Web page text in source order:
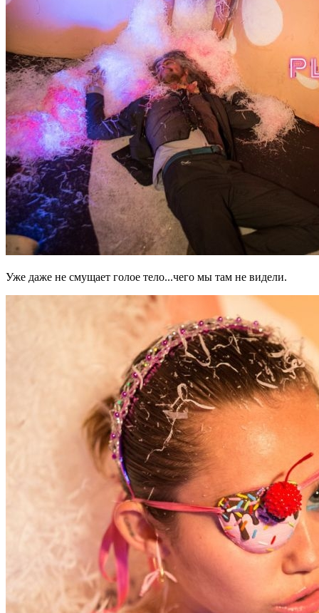
Уже даже не смущает голое тело...чего мы там не видели.